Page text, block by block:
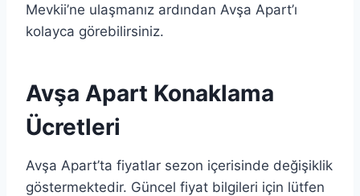
Mevkii’ne ulaşmanız ardından Avşa Apart’ı
kolayca görebilirsiniz.
Avşa Apart Konaklama
Ücretleri
Avşa Apart’ta fiyatlar sezon içerisinde değişiklik
göstermektedir. Güncel fiyat bilgileri için lütfen